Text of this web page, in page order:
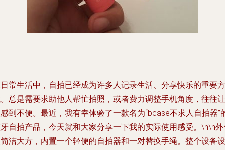
常生活中，自拍已经成为许多人记录生活、分享快乐的重要方
总是需要求助他人帮忙拍照，或者费力调整手机角度，往往让
到不便。最近，我有幸体验了一款名为“bcase不求人自拍器”
自拍产品，今天就和大家分享一下我的实际使用感受。\n\n
洁大方，内置一个轻便的自拍器和一对替换手绳。整个设备设